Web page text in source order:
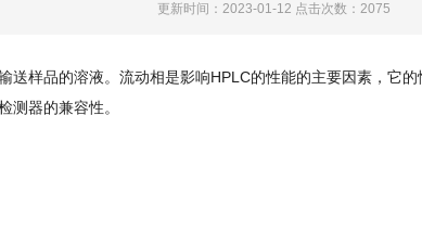
更新时间：2023-01-12 点击次数：2075
送样品的溶液。流动相是影响HPLC的性能的主要因素，它
测器的兼容性。